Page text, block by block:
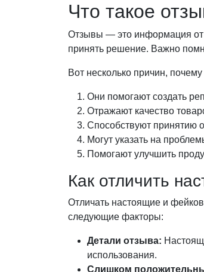
Что такое
Отзывы — это информация от
принять решение. Важно
Вот несколько причин,
Они помогают создать
Отражают качество
Способствуют принятию
Могут указать на
Помогают улучшить
Как отличить
Отличать настоящие и
следующие факторы:
Детали отзыва:
использования.
Слишком